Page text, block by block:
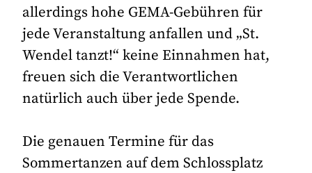
allerdings hohe GEMA-Gebühren für
jede Veranstaltung anfallen und „St.
Wendel tanzt!“ keine Einnahmen hat,
freuen sich die Verantwortlichen
natürlich auch über jede Spende.
Die genauen Termine für das
Sommertanzen auf dem Schlossplatz